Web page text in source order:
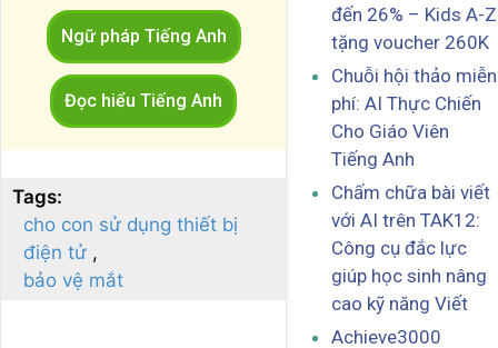
Ngữ pháp Tiếng Anh
Đọc hiểu Tiếng Anh
Tags:
cho con sử dụng thiết bị
điện tử
bảo vệ mắt
đến 26% – Kids A-Z
tặng voucher 260K
Chuỗi hội thảo miễn
phí: AI Thực Chiến
Cho Giáo Viên
Tiếng Anh
Chấm chữa bài viết
với AI trên TAK12:
Công cụ đắc lực
giúp học sinh nâng
cao kỹ năng Viết
Achieve3000